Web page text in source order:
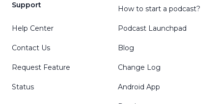
Support
Help Center
Contact Us
Request Feature
Status
How to start a podcast?
Podcast Launchpad
Blog
Change Log
Android App